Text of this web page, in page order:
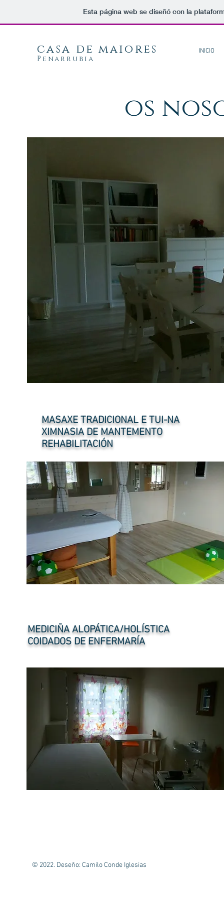
Esta página web se diseñó con la
casa de maiores
Penarrubia
INICIO
os
MASAXE TRADICIONAL E TUI-NA
XIMNASIA DE MANTEMENTO
REHABILITACIÓN
MEDICIÑA ALOPÁTICA/HOLÍSTICA
COIDADOS DE ENFERMARÍA
© 2022. Deseño: Camilo Conde Iglesias